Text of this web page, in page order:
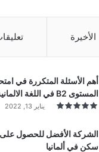
الأخيرة
أهم الأسئلة المتكررة في
المستوى B2 في اللغة الالمانية
يناير 13, 2022
الشركة الأفضل للحصول على
سكن في ألمانيا